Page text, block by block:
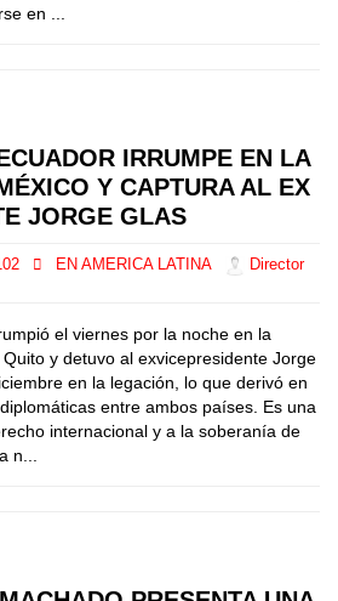
en ...
IRRUMPE EN LA
Y CAPTURA AL EX
JORGE GLAS
EN AMERICA LATINA
Director
el viernes por la noche en la
y detuvo al exvicepresidente Jorge
en la legación, lo que derivó en
entre ambos países. Es una
internacional y a la soberanía de
n...